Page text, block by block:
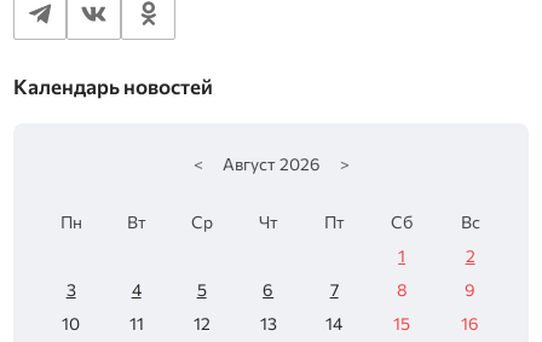
Календарь новостей
< Август 2026 >
Пн Вт Ср Чт Пт Сб
Вс
1
2
3
4 5 6 7 8
9
10
11 12 13 14 15
16